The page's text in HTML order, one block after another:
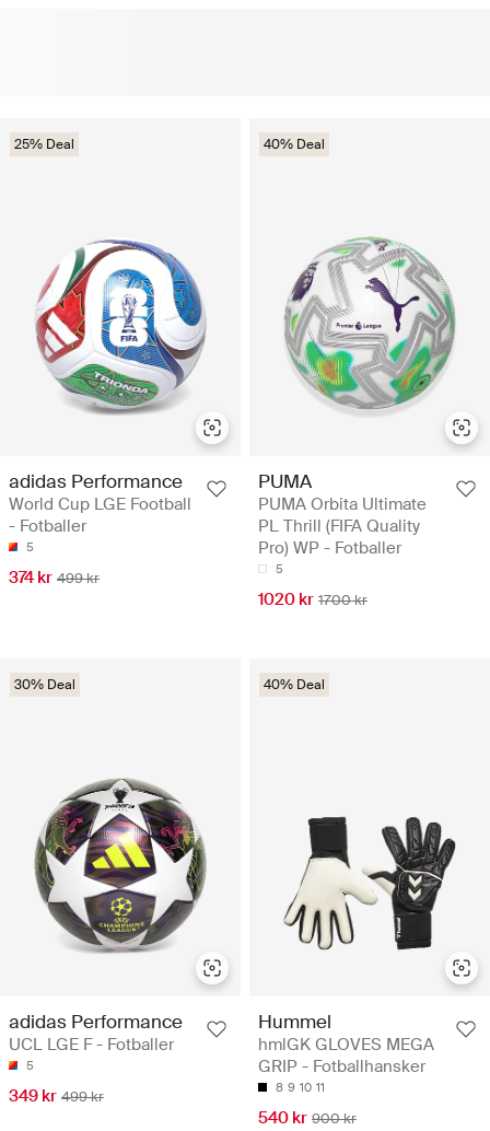
25% Deal
adidas Performance
World Cup LGE Football
- Fotballer
5
374 kr 499 kr
40% Deal
PUMA
PUMA Orbita Ultimate
PL Thrill (FIFA Quality
Pro) WP - Fotballer
5
1020 kr 1700 kr
30% Deal
adidas Performance
UCL LGE F - Fotballer
5
349 kr 499 kr
40% Deal
Hummel
hmlGK GLOVES MEGA
GRIP - Fotballhansker
8 9 10 11
540 kr 900 kr